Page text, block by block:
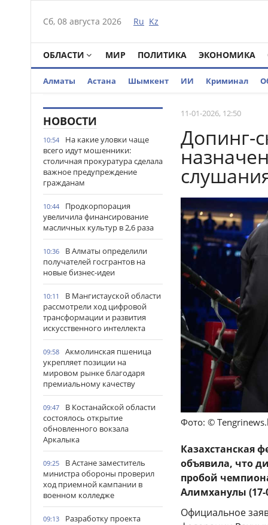
Сб, 08 августа 2026 Ru Kz
ОБЛАСТИ МИР ПОЛИТИКА ЭКОНОМИКА
Алматы Астана Шымкент ИИ Криминал
НОВОСТИ
10:54
На какие уловки чаще
всего идут мошенники:
столичная прокуратура сделала
важное предупреждение
гражданам
10:44
Продкорпорация
увеличила финансирование
масличных культур в 2,6 раза
10:36
В Алматы определили
получателей госгрантов на
новые бизнес-идеи
10:11
В Мангистауской области
рассмотрели ход цифровой
трансформации и развития
искусственного интеллекта
09:58
Акмолинская пшеница
укрепляет позиции на
мировом рынке благодаря
премиальному качеству
09:47
В Костанайской области
состоялось открытие
обновленного вокзала
Аркалыка
09:25
В Астане заместитель
министра обороны проверил
ход приемной кампании в
военном колледже
09:13
Разработку проекта
11-01-2026, 12:50
Допинг-
Фото: ©
Казахстанская
объявила, что
пробой
Алимханулы (17-
Официальное